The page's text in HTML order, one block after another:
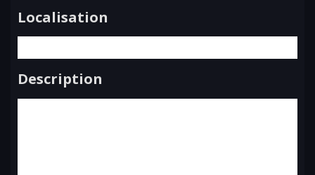
Localisation
Description